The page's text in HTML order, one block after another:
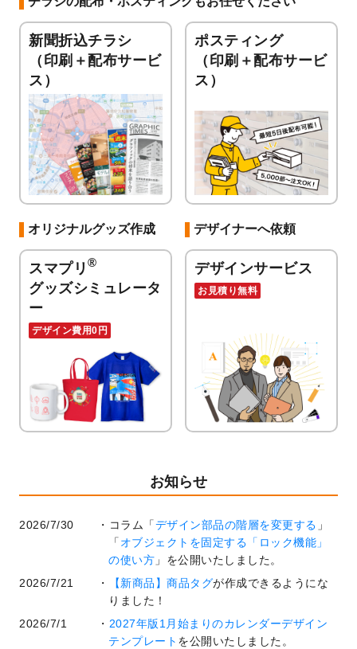
新聞折込チラシ
（印刷＋配布サービ
ス）
ポスティング
（印刷＋配布サービ
ス）
オリジナルグッズ作成
スマプリ ®
グッズシミュレータ
ー
デザイン費用0円
デザイナーへ依頼
デザインサービス
お見積り無料
お知らせ
2026/7/30 コラム「デザイン部品の階層を変更する 」
「 オブジェクトを固定する「ロック機能」
の使い方 」を公開いたしました。
2026/7/21
【新商品】商品タグが作成できるようにな
りました！
2026/7/1
2027年版1月始まりのカレンダーデザイン
テンプレート を公開いたしました。